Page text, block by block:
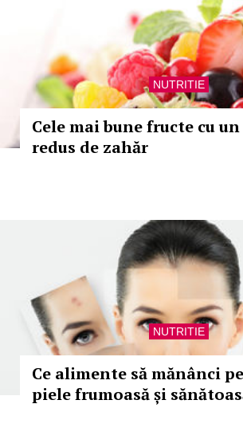
NUTRITIE
Cele mai bune fructe cu
redus de zahăr
NUTRITIE
Ce alimente să mănânci
piele frumoasă și